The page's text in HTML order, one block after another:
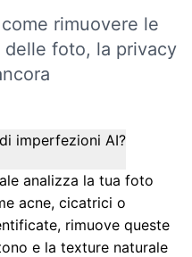
rimuovere le
foto, la privacy
imperfezioni AI?
analizza la tua foto
acne, cicatrici o
rimuove queste
e la texture naturale